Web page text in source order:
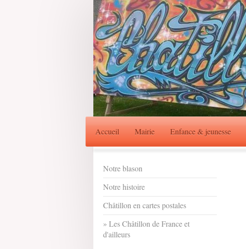
Accueil Mairie Enfance & jeunesse
Notre blason
Notre histoire
Châtillon en cartes postales
Les Châtillon de France et
d'ailleurs